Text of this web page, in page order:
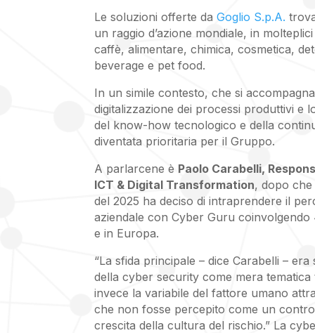
Le soluzioni offerte daGoglio S.p.A.
un raggio d’azione mondiale, in
caffè, alimentare, chimica, cosmetica,
beverage e pet food.
In un simile contesto, che si
digitalizzazione dei processi produttivi e
del know-how tecnologico e della
diventata prioritaria per il Gruppo.
A parlarcene è Paolo Carabelli,
ICT & Digital Transformation, dopo che
del 2025 ha deciso di intraprendere il
aziendale con Cyber Guru coinvolgendo
e in Europa.
“La sfida principale – dice Carabelli –
della cyber security come mera
invece la variabile del fattore umano
che non fosse percepito come un
crescita della cultura del rischio.” La